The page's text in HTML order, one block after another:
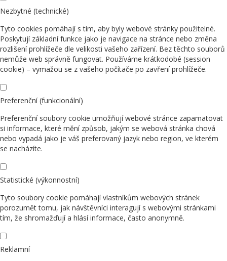
Nezbytné (technické)
Tyto cookies pomáhají s tím, aby byly webové stránky použitelné.
Poskytují základní funkce jako je navigace na stránce nebo změna
rozlišení prohlížeče dle velikosti vašeho zařízení. Bez těchto souborů
nemůže web správně fungovat. Používáme krátkodobé (session
cookie) – vymažou se z vašeho počítače po zavření prohlížeče.
Preferenční (funkcionální)
Preferenční soubory cookie umožňují webové stránce zapamatovat
si informace, které mění způsob, jakým se webová stránka chová
nebo vypadá jako je váš preferovaný jazyk nebo region, ve kterém
se nacházíte.
Statistické (výkonnostní)
Tyto soubory cookie pomáhají vlastníkům webových stránek
porozumět tomu, jak návštěvníci interagují s webovými stránkami
tím, že shromažďují a hlásí informace, často anonymně.
Reklamní